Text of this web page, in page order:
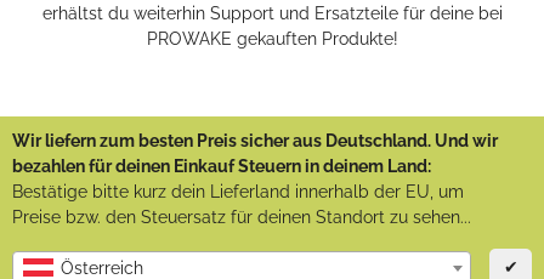
erhältst du weiterhin Support und Ersatzteile für deine bei
PROWAKE gekauften Produkte!
Wir liefern zum besten Preis sicher aus Deutschland. Und wir
bezahlen für deinen Einkauf Steuern in deinem Land:
Bestätige bitte kurz dein Lieferland innerhalb der EU, um
Preise bzw. den Steuersatz für deinen Standort zu sehen...
Österreich ✔